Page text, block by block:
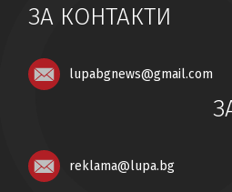
ЗА КОНТАКТИ
lupabgnews@gmail.com
reklama@lupa.bg